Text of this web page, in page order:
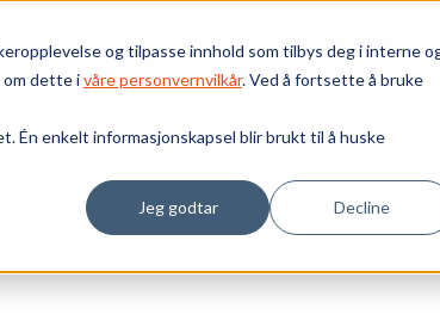
og tilpasse innhold som tilbys deg i interne
om dette ivåre personvernvilkår. Ved å fortsette å bruke
Én enkelt informasjonskapsel blir brukt til å huske
Jeg godtar Decline